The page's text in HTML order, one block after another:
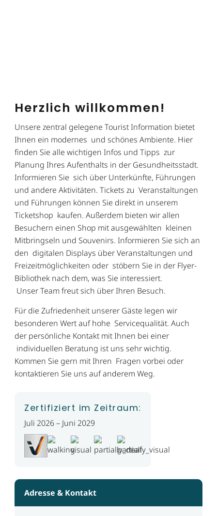
Herzlich willkommen!
Unsere zentral gelegene Tourist Information bietet
Ihnen ein modernes und schönes Ambiente. Hier
finden Sie alle wichtigen Infos und Tipps zur
Planung Ihres Aufenthalts in der Gesundheitsstadt.
Informieren Sie sich über Unterkünfte, Führungen
und andere Aktivitäten. Tickets zu Veranstaltungen
und Führungen können Sie direkt in unserem
Ticketshop kaufen. Außerdem bieten wir allen
Besuchern einen Shop mit ausgewählten kleinen
Mitbringseln und Souvenirs. Informieren Sie sich an
den digitalen Displays über Veranstaltungen und
Freizeitmöglichkeiten oder stöbern Sie in der Flyer-
Bibliothek nach dem, was Sie interessiert.
Unser Team freut sich über Ihren Besuch.
Für die Zufriedenheit unserer Gäste legen wir
besonderen Wert auf hohe Servicequalität. Auch
der persönliche Kontakt mit Ihnen bei einer
individuellen Beratung ist uns sehr wichtig.
Kommen Sie gern mit Ihren Fragen vorbei oder
kontaktieren Sie uns auf anderem Weg.
Zertifiziert im Zeitraum:
Juli 2026 – Juni 2029
Adresse & Kontakt